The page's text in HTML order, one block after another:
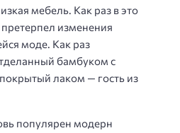
мебель. Как раз в это
изменения
моде. Как раз
бамбуком с
лаком — гость из
популярен модерн